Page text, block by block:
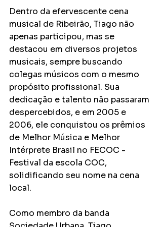
Dentro da efervescente cena
musical de Ribeirão, Tiago não
apenas participou, mas se
destacou em diversos projetos
musicais, sempre buscando
colegas músicos com o mesmo
propósito profissional. Sua
dedicação e talento não passaram
despercebidos, e em 2005 e
2006, ele conquistou os prêmios
de Melhor Música e Melhor
Intérprete Brasil no FECOC -
Festival da escola COC,
solidificando seu nome na cena
local.
Como membro da banda